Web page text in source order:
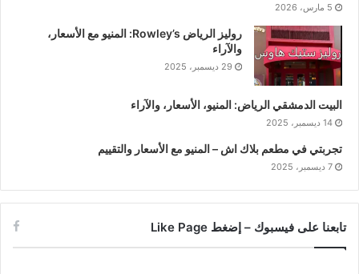
5 مارس، 2026
روليز الرياض Rowley’s: المنيو مع الأسعار،
والآراء
29 ديسمبر، 2025
البيت الدمشقي الرياض: المنيو، الأسعار، والآراء
14 ديسمبر، 2025
تجربتي في مطعم بلاك اش – المنيو مع الأسعار والتقييم
7 ديسمبر، 2025
تابعنا على فيسبوك – إضغط Like Page